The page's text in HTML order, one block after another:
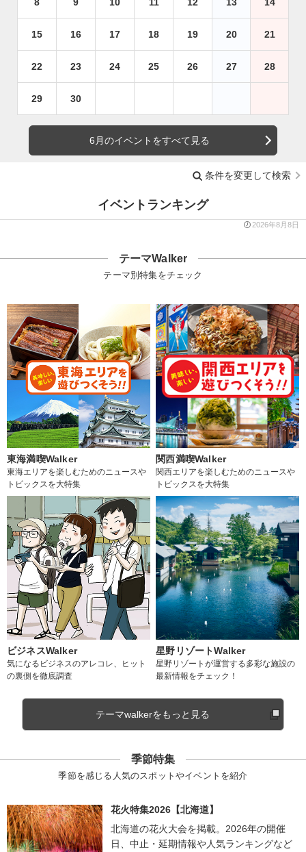
15 16 17 18 19 20 21
22 23 24 25 26 27 28
29 30
6月のイベントをすべて見る
条件を変更して検索
イベントランキング
2026年8月8日
テーマWalker
テーマ別特集をチェック
東海満喫Walker
東海エリアを楽しむためのニュースや
トピックスを大特集
関西満喫Walker
関西エリアを楽しむためのニュースや
トピックスを大特集
ビジネスWalker
気になるビジネスのアレコレ、ヒット
の裏側を徹底調査
星野リゾートWalker
星野リゾートが運営する多彩な施設の
最新情報をチェック！
テーマwalkerをもっと見る
季節特集
季節を感じる人気のスポットやイベントを紹介
花火特集2026【北海道】
北海道の花火大会を掲載。2026年の開催
日、中止・延期情報や人気ランキングなど